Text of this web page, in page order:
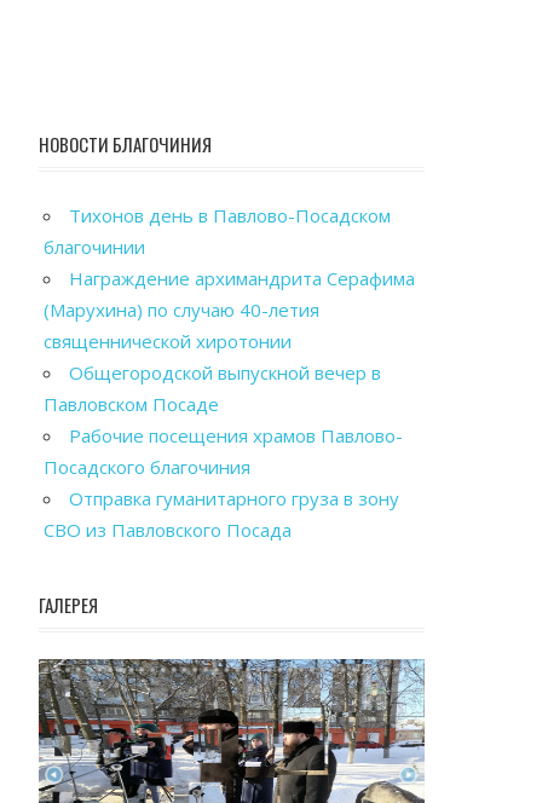
НОВОСТИ БЛАГОЧИНИЯ
Тихонов день в Павлово-Посадском
благочинии
Награждение архимандрита Серафима
(Марухина) по случаю 40-летия
священнической хиротонии
Общегородской выпускной вечер в
Павловском Посаде
Рабочие посещения храмов Павлово-
Посадского благочиния
Отправка гуманитарного груза в зону
СВО из Павловского Посада
ГАЛЕРЕЯ